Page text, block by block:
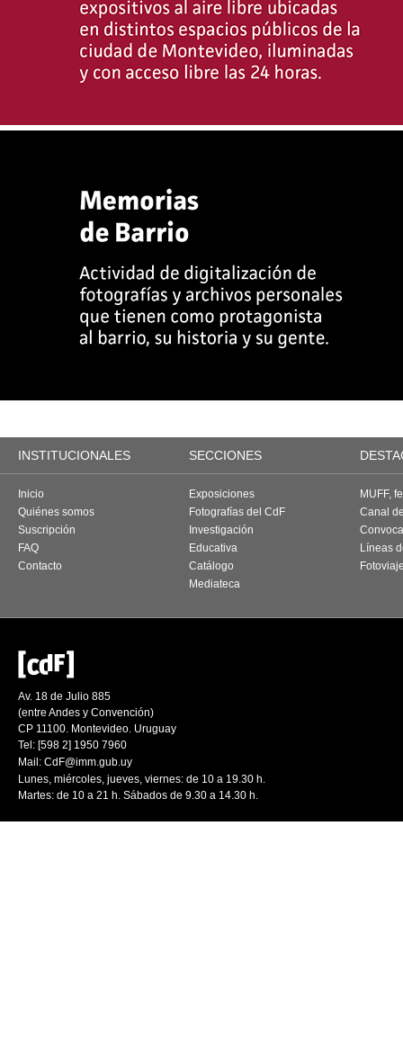
INSTITUCIONALES SECCIONES
Inicio
Quiénes somos
Suscripción
FAQ
Contacto
Exposiciones
Fotografías del CdF
Investigación
Educativa
Catálogo
Mediateca
MUFF,
Canal
Líneas
Av. 18 de Julio 885
(entre Andes y Convención)
CP 11100. Montevideo. Uruguay
Tel: [598 2] 1950 7960
Mail: CdF@imm.gub.uy
Lunes, miércoles, jueves, viernes: de 10 a 19.30 h.
Martes: de 10 a 21 h. Sábados de 9.30 a 14.30 h.